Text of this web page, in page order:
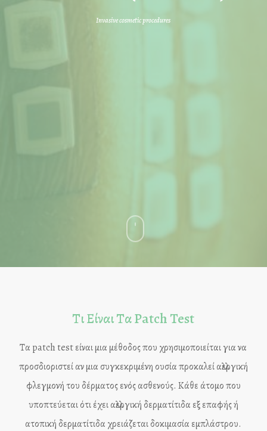
Invasive cosmetic procedures
Τι Είναι Τα Patch Test
Τα patch test είναι μια μέθοδος που χρησιμοποιείται για να
προσδιοριστεί αν μια συγκεκριμένη ουσία προκαλεί αλλεργική
φλεγμονή του δέρματος ενός ασθενούς. Κάθε άτομο που
υποπτεύεται ότι έχει αλλεργική δερματίτιδα εξ επαφής ή
ατοπική δερματίτιδα χρειάζεται δοκιμασία εμπλάστρου.